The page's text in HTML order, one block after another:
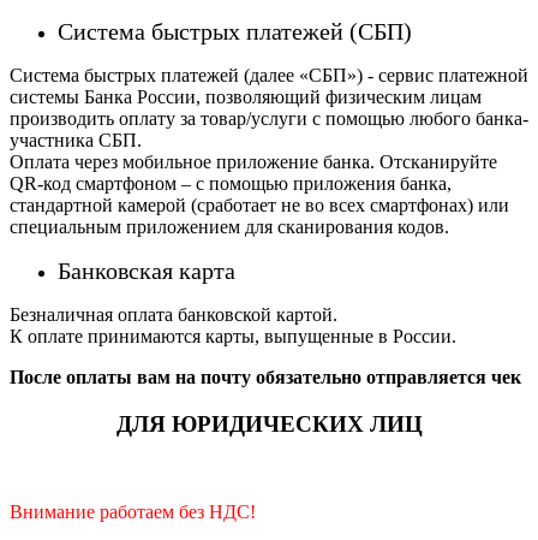
Система быстрых платежей (СБП)
Система быстрых платежей (далее «СБП») - сервис платежной
системы Банка России, позволяющий физическим лицам
производить оплату за товар/услуги с помощью любого банка-
участника СБП.
Оплата через мобильное приложение банка. Отсканируйте
QR-код смартфоном – с помощью приложения банка,
стандартной камерой (сработает не во всех смартфонах) или
специальным приложением для сканирования кодов.
Банковская карта
Безналичная оплата банковской картой.
К оплате принимаются карты, выпущенные в России.
После оплаты вам на почту обязательно отправляется чек
ДЛЯ ЮРИДИЧЕСКИХ ЛИЦ
Внимание работаем без НДС!